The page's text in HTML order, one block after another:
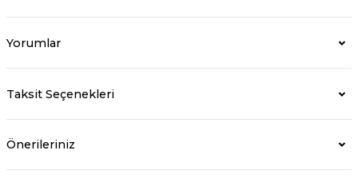
Yorumlar
Taksit Seçenekleri
Önerileriniz